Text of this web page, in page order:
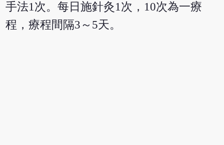
手法1次。每日施針灸1次，10次為一療
程，療程間隔3～5天。